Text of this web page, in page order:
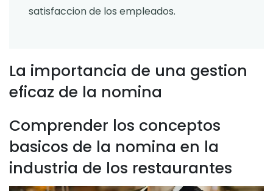
satisfaccion de los empleados.
La importancia de una gestion
eficaz de la nomina
Comprender los conceptos
basicos de la nomina en la
industria de los restaurantes